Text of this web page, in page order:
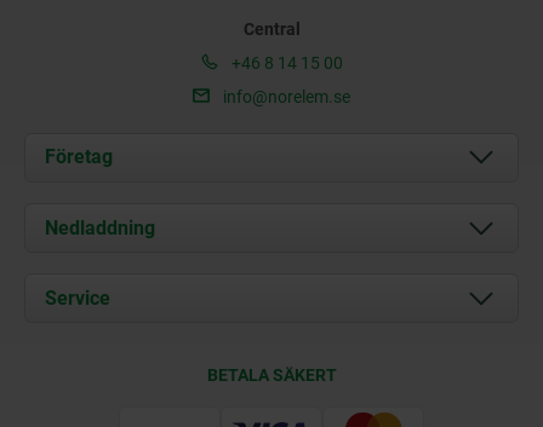
Central
+46 8 14 15 00
info@norelem.se
Företag
Om oss
Kontakt
Nedladdning
Service
BETALA SÄKERT